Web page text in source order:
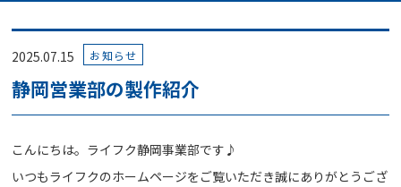
2025.07.15 お知らせ
静岡営業部の製作紹介
こんにちは。ライフク静岡事業部です♪
いつもライフクのホームページをご覧いただき誠にありがとうござ